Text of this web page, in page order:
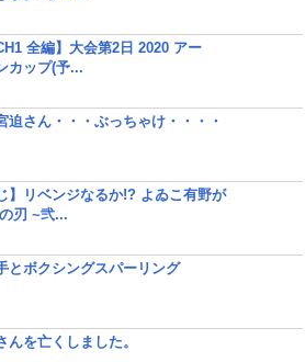
全編】大会第2日 2020 アー
カップ(予...
迫さん・・・ぶっちゃけ・・・・
】リベンジなるか!? よゐこ有野が
刃 ~弐...
とボクシングスパーリング
んを亡くしました。